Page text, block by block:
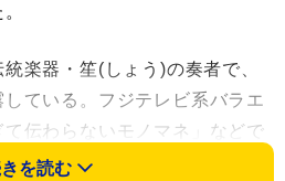
楽器・笙(しょう)の奏者で、
ている。フジテレビ系バラエ
伝わらないモノマネ」などで
ベートでは、早稲田大を卒業
を読む